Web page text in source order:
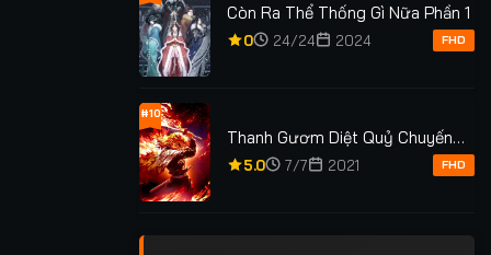
Lượt xem: 177
THẤT TIẾU
Lượt xem: 273
Còn Ra Thể Thống Gì Nữa Phần 1
0 24/24 2024 FHD
#10
Thanh Gươm Diệt Quỷ Chuyến
Tàu Vô Tận
5.0 7/7 2021 FHD